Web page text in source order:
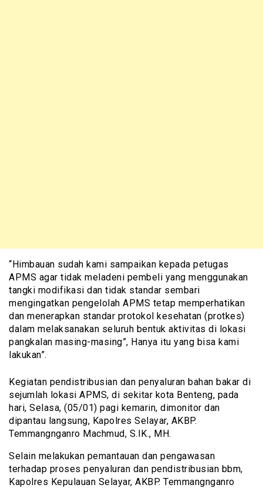
“Himbauan sudah kami sampaikan kepada petugas
APMS agar tidak meladeni pembeli yang menggunakan
tangki modifikasi dan tidak standar sembari
mengingatkan pengelolah APMS tetap memperhatikan
dan menerapkan standar protokol kesehatan (protkes)
dalam melaksanakan seluruh bentuk aktivitas di lokasi
pangkalan masing-masing”, Hanya itu yang bisa kami
lakukan”.
Kegiatan pendistribusian dan penyaluran bahan bakar di
sejumlah lokasi APMS, di sekitar kota Benteng, pada
hari, Selasa, (05/01) pagi kemarin, dimonitor dan
dipantau langsung, Kapolres Selayar, AKBP.
Temmangnganro Machmud, S.IK., MH.
Selain melakukan pemantauan dan pengawasan
terhadap proses penyaluran dan pendistribusian bbm,
Kapolres Kepulauan Selayar, AKBP. Temmangnganro